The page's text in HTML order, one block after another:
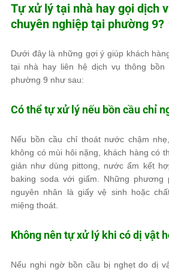
Tự xử lý tại nhà hay gọi dịch
chuyên nghiệp tại phường 9?
Dưới đây là những gợi ý giúp khách
tại nhà hay liên hệ dịch vụ thông bồn
phường 9 như sau:
Có thể tự xử lý nếu bồn cầu chỉ
Nếu bồn cầu chỉ thoát nước chậm
không có mùi hôi nặng, khách hàng có
giản như dùng pittong, nước ấm kết
baking soda với giấm. Những
nguyên nhân là giấy vệ sinh hoặc
miệng thoát.
Không nên tự xử lý khi có dị vật
Nếu nghi ngờ bồn cầu bị nghẹt do dị